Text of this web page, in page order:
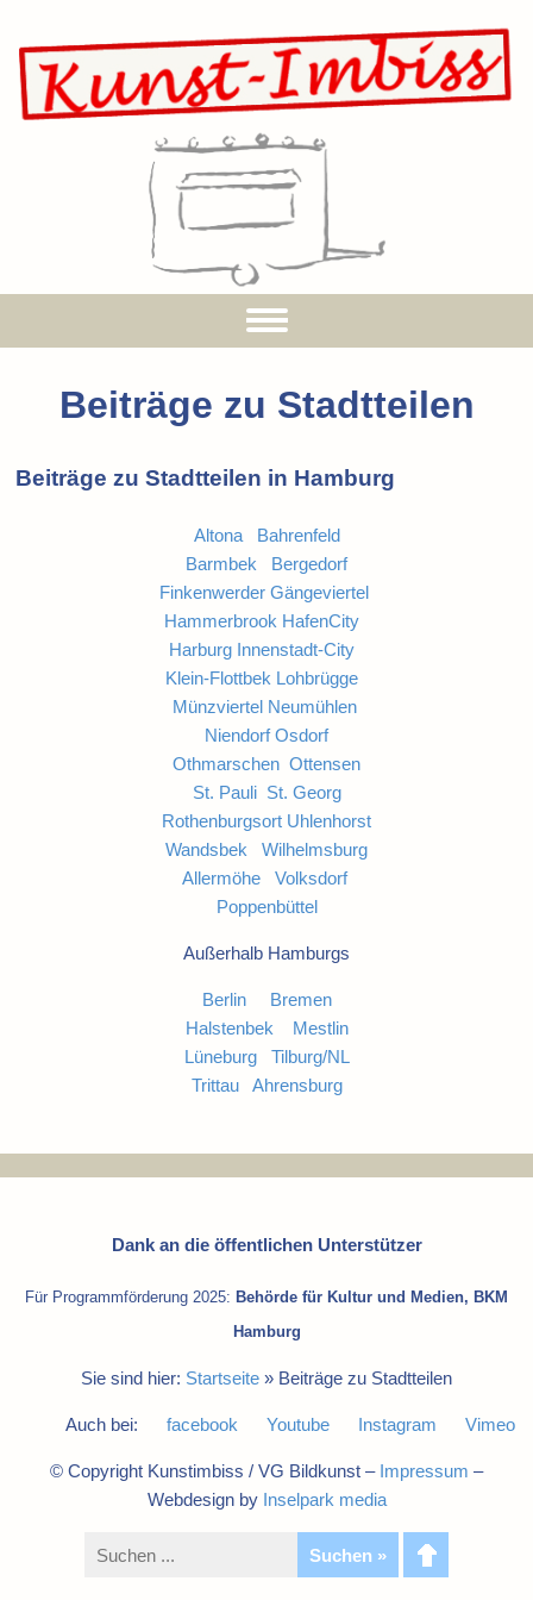
Beiträge zu Stadtteilen
Beiträge zu Stadtteilen in Hamburg
Altona
Bahrenfeld
Barmbek
Bergedorf
Finkenwerder Gängeviertel
Hammerbrook HafenCity
Harburg Innenstadt-City
Klein-Flottbek Lohbrügge
Münzviertel Neumühlen
Niendorf Osdorf
Othmarschen Ottensen
St. Pauli St. Georg
Rothenburgsort Uhlenhorst
Wandsbek
Wilhelmsburg
Allermöhe
Volksdorf
Poppenbüttel
Außerhalb Hamburgs
Berlin
Bremen
Halstenbek
Mestlin
Lüneburg
Tilburg/NL
Trittau
Ahrensburg
Dank an die öffentlichen Unterstützer
Für Programmförderung 2025: Behörde für Kultur und Medien, BKM
Hamburg
Sie sind hier: Startseite » Beiträge zu Stadtteilen
Auch bei: facebook Youtube Instagram Vimeo
© Copyright Kunstimbiss / VG Bildkunst – Impressum –
Webdesign by Inselpark media